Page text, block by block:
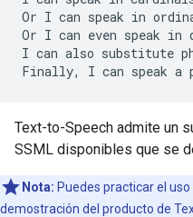
Or I can speak in
Or I can even speak in
I can also substitute
Finally,
I can speak a
Text-to-Speech admite un
SSML disponibles que se
Nota: Puedes practicar el
demostración del producto de